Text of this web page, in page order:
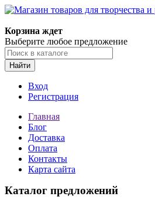
Корзина ждет
Выберите любое предложение
Найти
Вход
Регистрация
Главная
Блог
Доставка
Оплата
Контакты
Карта сайта
Каталог предложений